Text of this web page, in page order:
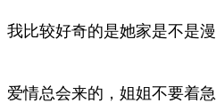
我比较好奇的是她家是不是
爱情总会来的，姐姐不要着